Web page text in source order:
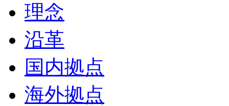
理念
沿革
国内拠点
海外拠点